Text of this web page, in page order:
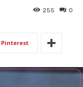
0
255
Pinterest